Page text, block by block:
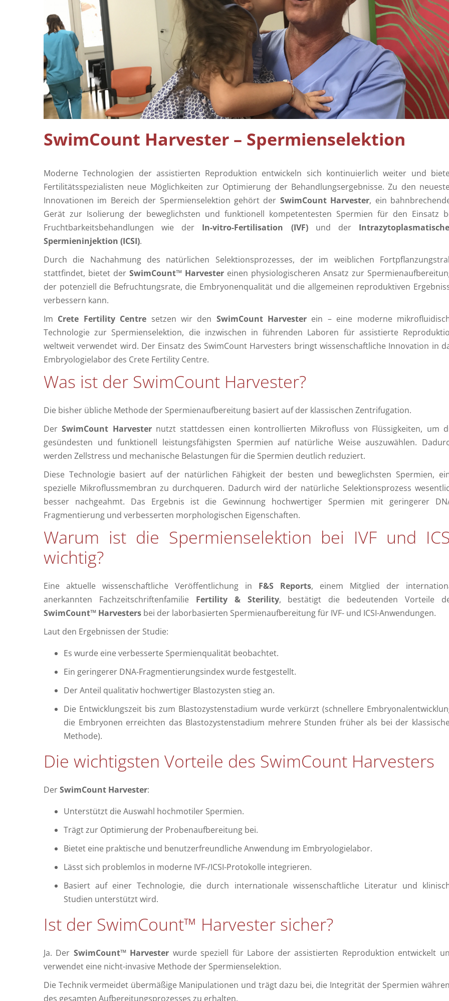
SwimCount Harvester – Spermienselektion
Moderne Technologien der assistierten Reproduktion entwickeln sich kontinuierlich weiter und
Fertilitätsspezialisten neue Möglichkeiten zur Optimierung der Behandlungsergebnisse. Zu den
Innovationen im Bereich der Spermienselektion gehört der SwimCount Harvester, ein
Gerät zur Isolierung der beweglichsten und funktionell kompetentesten Spermien für den Einsatz
Fruchtbarkeitsbehandlungen wie der In-vitro-Fertilisation (IVF)und der
Spermieninjektion (ICSI).
Durch die Nachahmung des natürlichen Selektionsprozesses, der im weiblichen
stattfindet, bietet der SwimCount™ Harvestereinen physiologischeren Ansatz zur
der potenziell die Befruchtungsrate, die Embryonenqualität und die allgemeinen reproduktiven
verbessern kann.
Im Crete Fertility Centre setzen wir den SwimCount Harvester ein – eine moderne
Technologie zur Spermienselektion, die inzwischen in führenden Laboren für assistierte
weltweit verwendet wird. Der Einsatz des SwimCount Harvesters bringt wissenschaftliche Innovation in
Embryologielabor des Crete Fertility Centre.
Was ist der SwimCount Harvester?
Die bisher übliche Methode der Spermienaufbereitung basiert auf der klassischen Zentrifugation.
DerSwimCount Harvesternutzt stattdessen einen kontrollierten Mikrofluss von Flüssigkeiten, um
gesündesten und funktionell leistungsfähigsten Spermien auf natürliche Weise auszuwählen.
werden Zellstress und mechanische Belastungen für die Spermien deutlich reduziert.
Diese Technologie basiert auf der natürlichen Fähigkeit der besten und beweglichsten Spermien,
spezielle Mikroflussmembran zu durchqueren. Dadurch wird der natürliche Selektionsprozess
besser nachgeahmt. Das Ergebnis ist die Gewinnung hochwertiger Spermien mit geringerer
Fragmentierung und verbesserten morphologischen Eigenschaften.
Warum ist die Spermienselektion bei IVF und
wichtig?
Eine aktuelle wissenschaftliche Veröffentlichung in F&S Reports, einem Mitglied der
anerkannten Fachzeitschriftenfamilie Fertility & Sterility, bestätigt die bedeutenden Vorteile
SwimCount™ Harvestersbei der laborbasierten Spermienaufbereitung für IVF- und ICSI-Anwendungen.
Laut den Ergebnissen der Studie:
Es wurde eine verbesserte Spermienqualität beobachtet.
Ein geringerer DNA-Fragmentierungsindex wurde festgestellt.
Der Anteil qualitativ hochwertiger Blastozysten stieg an.
Die Entwicklungszeit bis zum Blastozystenstadium wurde verkürzt (schnellere
die Embryonen erreichten das Blastozystenstadium mehrere Stunden früher als bei der
Methode).
Die wichtigsten Vorteile des SwimCount Harvesters
DerSwimCount Harvester:
Unterstützt die Auswahl hochmotiler Spermien.
Trägt zur Optimierung der Probenaufbereitung bei.
Bietet eine praktische und benutzerfreundliche Anwendung im Embryologielabor.
Lässt sich problemlos in moderne IVF-/ICSI-Protokolle integrieren.
Basiert auf einer Technologie, die durch internationale wissenschaftliche Literatur und
Studien unterstützt wird.
Ist der SwimCount™ Harvester sicher?
Ja. Der SwimCount™ Harvester wurde speziell für Labore der assistierten Reproduktion entwickelt
verwendet eine nicht-invasive Methode der Spermienselektion.
Die Technik vermeidet übermäßige Manipulationen und trägt dazu bei, die Integrität der Spermien
des gesamten Aufbereitungsprozesses zu erhalten.